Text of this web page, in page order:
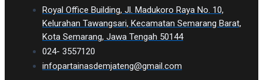
Royal Office Building, Jl. Madukoro Raya No. 10,
Kelurahan Tawangsari, Kecamatan Semarang Barat,
Kota Semarang, Jawa Tengah 50144
024- 3557120
infopartainasdemjateng@gmail.com